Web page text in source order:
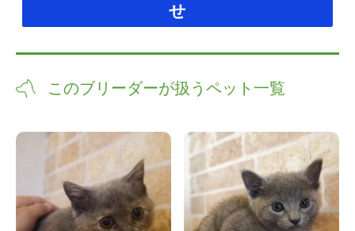
せ
このブリーダーが扱うペット一覧